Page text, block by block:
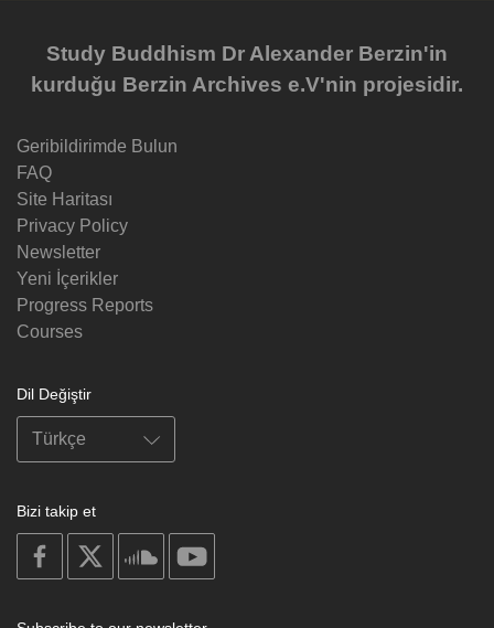
Study Buddhism Dr Alexander Berzin'in
kurduğu Berzin Archives e.V'nin projesidir.
Geribildirimde Bulun
FAQ
Site Haritası
Privacy Policy
Newsletter
Yeni İçerikler
Progress Reports
Courses
Dil Değiştir
Bizi takip et
on
facebook
soundcloud